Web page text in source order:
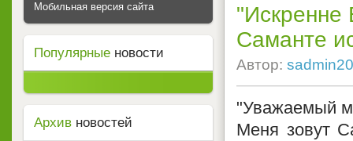
Саманте
Автор:
"Уважаемый
Меня зовут
Мобильная версия сайта
Популярные новости
Архив новостей